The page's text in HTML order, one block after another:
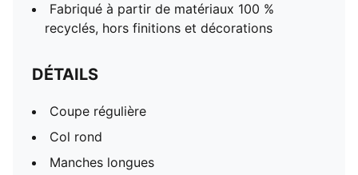
Fabriqué à partir de matériaux 100 %
recyclés, hors finitions et décorations
DÉTAILS
Coupe régulière
Col rond
Manches longues